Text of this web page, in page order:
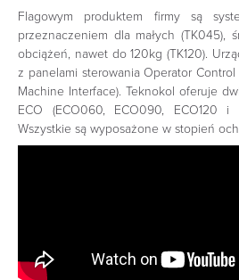
Flagowym produktem firmy są
przeznaczeniem dla małych (TK045),
obciążeń, nawet do 120kg (TK120).
z panelami sterowania Operator
Machine Interface). Teknokol oferuje
ECO (ECO060, ECO090, ECO120 i
Wszystkie są wyposażone w stopień